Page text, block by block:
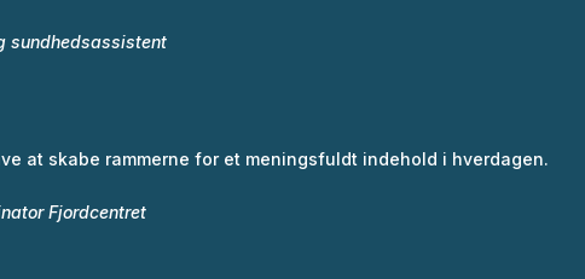
sundhedsassistent
at skabe rammerne for et meningsfuldt indehold i hverdagen.
Fjordcentret